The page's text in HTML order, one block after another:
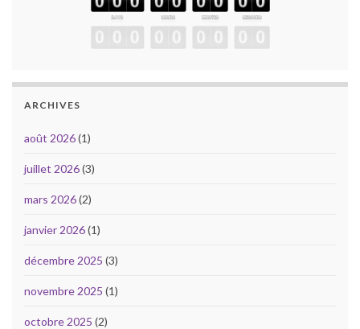
ARCHIVES
août 2026(1)
juillet 2026(3)
mars 2026(2)
janvier 2026(1)
décembre 2025 (3)
novembre 2025 (1)
octobre 2025 (2)